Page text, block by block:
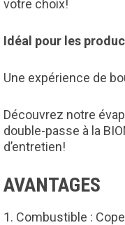
votre choix!
Idéal pour les
Une expérience de
Découvrez notre
double-passe à la
d’entretien!
AVANTAGES
Combustible :